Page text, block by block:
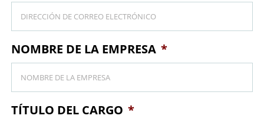
NOMBRE DE LA EMPRESA *
TÍTULO DEL CARGO *